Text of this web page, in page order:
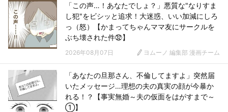
「この声…！あなたでしょ？」悪質な"なりすま
し犯"をビシッと追求！大迷惑、いい加減にしろ
っ（怒）【かまってちゃんママ友にサークルを
ぶち壊された件㉜】
2026年08月07日 ヨムーノ 編集部 漫画チーム
「あなたの旦那さん、不倫してますよ」突然届
いたメッセージ…理想の夫の真実の顔が今暴か
れる！？【事実無婚～夫の仮面をはがすまで～
①】